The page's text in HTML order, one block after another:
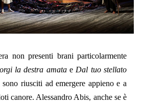
non presenti brani particolarmente
la destra amatae Dal tuo stellato
riusciti ad emergere appieno e a
canore. Alessandro Abis, anche se è